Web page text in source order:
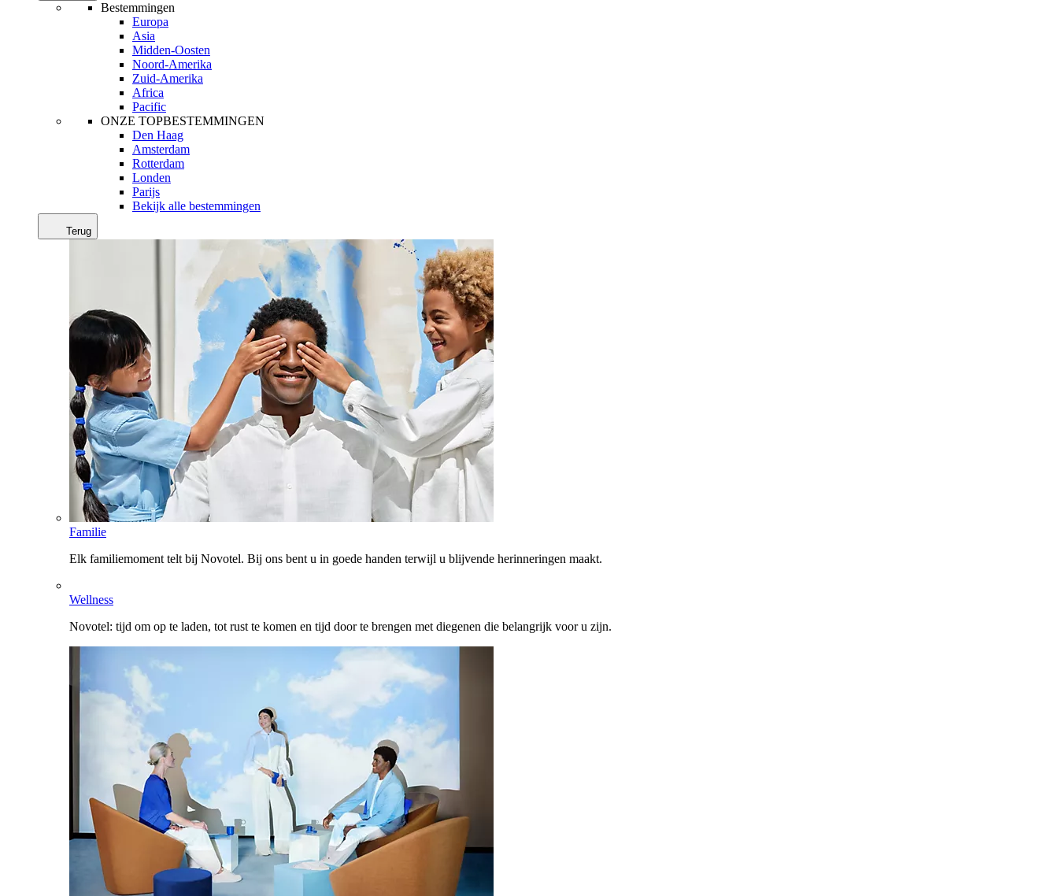
Bestemmingen
Europa
Asia
Midden-Oosten
Noord-Amerika
Zuid-Amerika
Africa
Pacific
ONZE TOPBESTEMMINGEN
Den Haag
Amsterdam
Rotterdam
Londen
Parijs
Bekijk alle bestemmingen
Terug
Familie
Elk familiemoment telt bij Novotel. Bij ons bent u in goede handen terwijl u blijvende herinneringen maakt.
Wellness
Novotel: tijd om op te laden, tot rust te komen en tijd door te brengen met diegenen die belangrijk voor u zijn.